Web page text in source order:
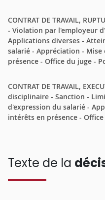
CONTRAT DE TRAVAIL,
- Violation par l'employeur
Applications diverses -
salarié - Appréciation -
présence - Office du juge -
CONTRAT DE TRAVAIL,
disciplinaire - Sanction -
d'expression du salarié -
intérêts en présence -
Texte de la